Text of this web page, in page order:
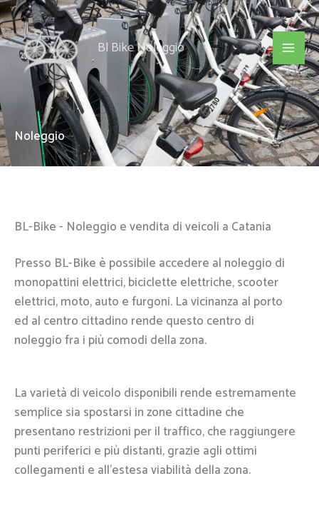
Skip
to
content
Bl Bike Noleggio
Noleggio
BL-Bike - Noleggio e vendita di veicoli a Catania
Presso BL-Bike è possibile accedere al noleggio di
monopattini elettrici, biciclette elettriche, scooter
elettrici, moto, auto e furgoni. La vicinanza al porto
ed al centro cittadino rende questo centro di
noleggio fra i più comodi della zona.
La varietà di veicolo disponibili rende estremamente
semplice sia spostarsi in zone cittadine che
presentano restrizioni per il traffico, che raggiungere
punti periferici e più distanti, grazie agli ottimi
collegamenti e all’estesa viabilità della zona.